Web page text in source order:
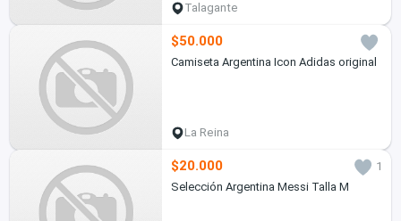
Talagante
$50.000
Camiseta Argentina Icon Adidas original
La Reina
$20.000
1
Selección Argentina Messi Talla M